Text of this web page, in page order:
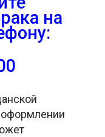
на
оформлении